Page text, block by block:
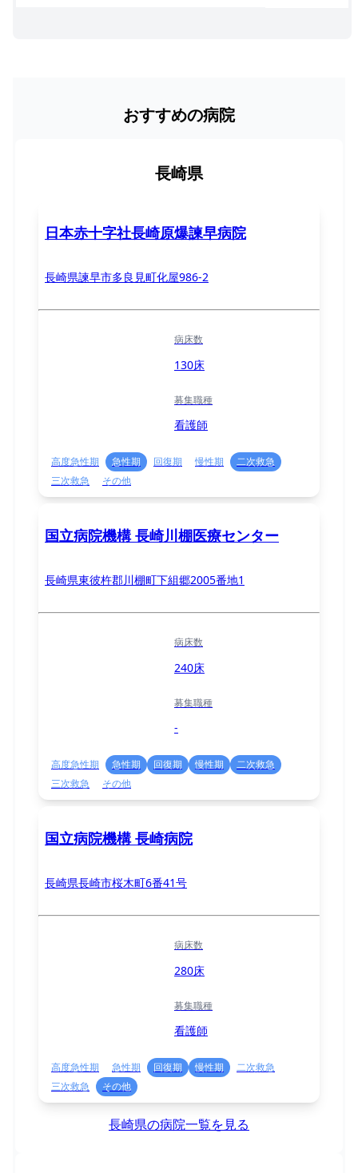
おすすめの病院
長崎県
日本赤十字社長崎原爆諫早病院
長崎県諫早市多良見町化屋986-2
病床数
130床
募集職種
看護師
高度急性期 急性期 回復期 慢性期
二次救急
三次救急
その他
国立病院機構 長崎川棚医療センター
長崎県東彼杵郡川棚町下組郷2005番地1
病床数
240床
募集職種
-
高度急性期 急性期 回復期 慢性期
二次救急
三次救急
その他
国立病院機構 長崎病院
長崎県長崎市桜木町6番41号
病床数
280床
募集職種
看護師
高度急性期 急性期 回復期 慢性期
二次救急
三次救急
その他
長崎県の病院一覧を見る